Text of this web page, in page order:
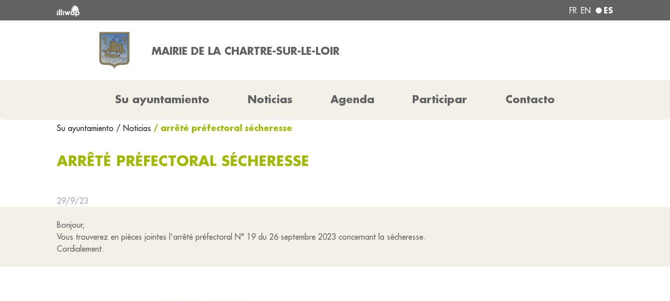
FR EN ES
MAIRIE DE LA CHARTRE-SUR-LE-LOIR
Su ayuntamiento Noticias Agenda Participar Contacto
Su ayuntamiento / Noticias / arrêté préfectoral sécheresse
ARRÊTÉ PRÉFECTORAL SÉCHERESSE
29/9/23
Bonjour,
Vous trouverez en pièces jointes l'arrêté préfectoral N° 19 du 26 septembre 2023 concernant la sécheresse.
Cordialement.